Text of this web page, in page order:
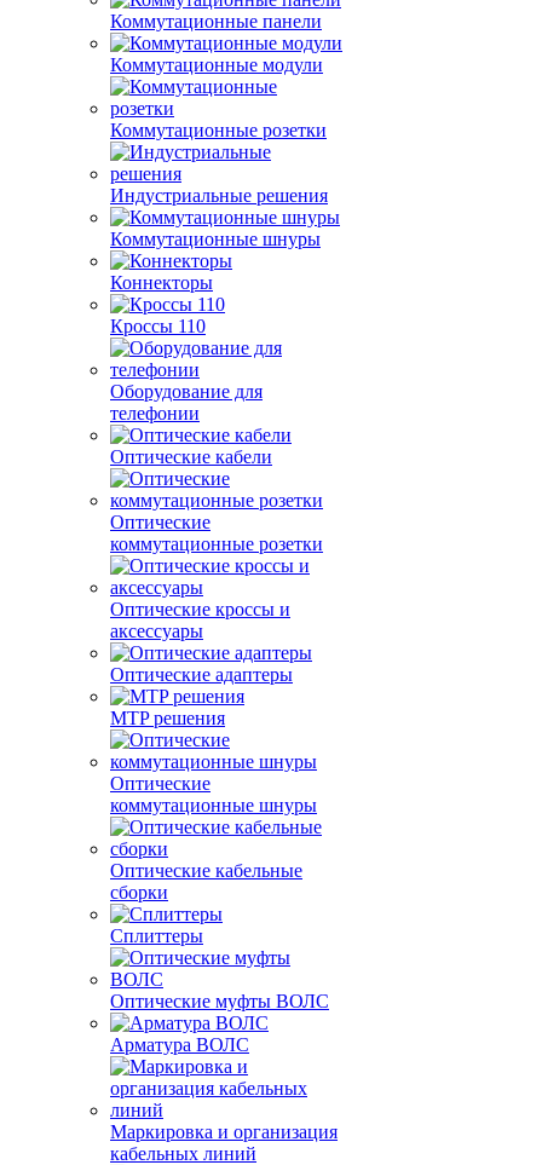
Коммутационные панели
Коммутационные модули
Коммутационные розетки
Индустриальные решения
Коммутационные шнуры
Коннекторы
Кроссы 110
Оборудование для
телефонии
Оптические кабели
Оптические
коммутационные розетки
Оптические кроссы и
аксессуары
Оптические адаптеры
MTP решения
Оптические
коммутационные шнуры
Оптические кабельные
сборки
Сплиттеры
Оптические муфты ВОЛС
Арматура ВОЛС
Маркировка и организация
кабельных линий